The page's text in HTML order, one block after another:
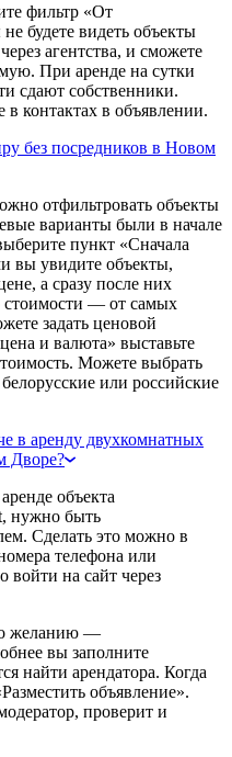
фильтр «От
будете видеть объекты
агентства, и сможете
При аренде на сутки
сдают собственники.
контактах в объявлении.
без посредников в Новом
отфильтровать объекты
варианты были в начале
пункт «Сначала
вы увидите объекты,
а сразу после них
стоимости — от самых
задать ценовой
и валюта» выставьте
Можете выбрать
или российские
в аренду двухкомнатных
Дворе?
объекта
нужно быть
Сделать это можно в
телефона или
на сайт через
желанию —
вы заполните
найти арендатора. Когда
объявление».
проверит и